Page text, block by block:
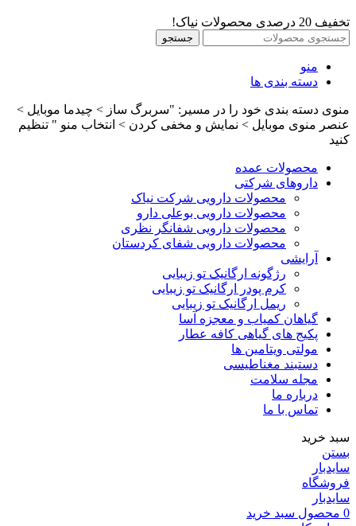
تخفیف 20 درصدی محصولات نیاک!
جستجو
منو
دسته بندی ها
منوی دسته بندی خود را در مسیر: "سربرگ ساز > چیدما موبایل >
عنصر منوی موبایل > نمایش و مخفی کردن > انتخاب منو " تنظیم
کنید
محصولات عمده
داروهای شرکتی
محصولات دارویی شرکت نیاک
محصولات دارویی بوعلی دارو
محصولات دارویی شفانگر نظری
محصولات دارویی شفای کردستان
آرایشی
رژگونه ارگانیک تو زیبایی
کرم پودر ارگانیک تو زیبایی
ریمل ارگانیک تو زیبایی
گیاهان کمیاب و معجزه آسا
پکیج های گیاهی کافه عطار
مولتی ویتامین ها
دستبند مغناطیسی
مجله سلامت
درباره ما
تماس با ما
سبد خرید
بستن
سایدبار
فروشگاه
سایدبار
0 محصول سبد خرید